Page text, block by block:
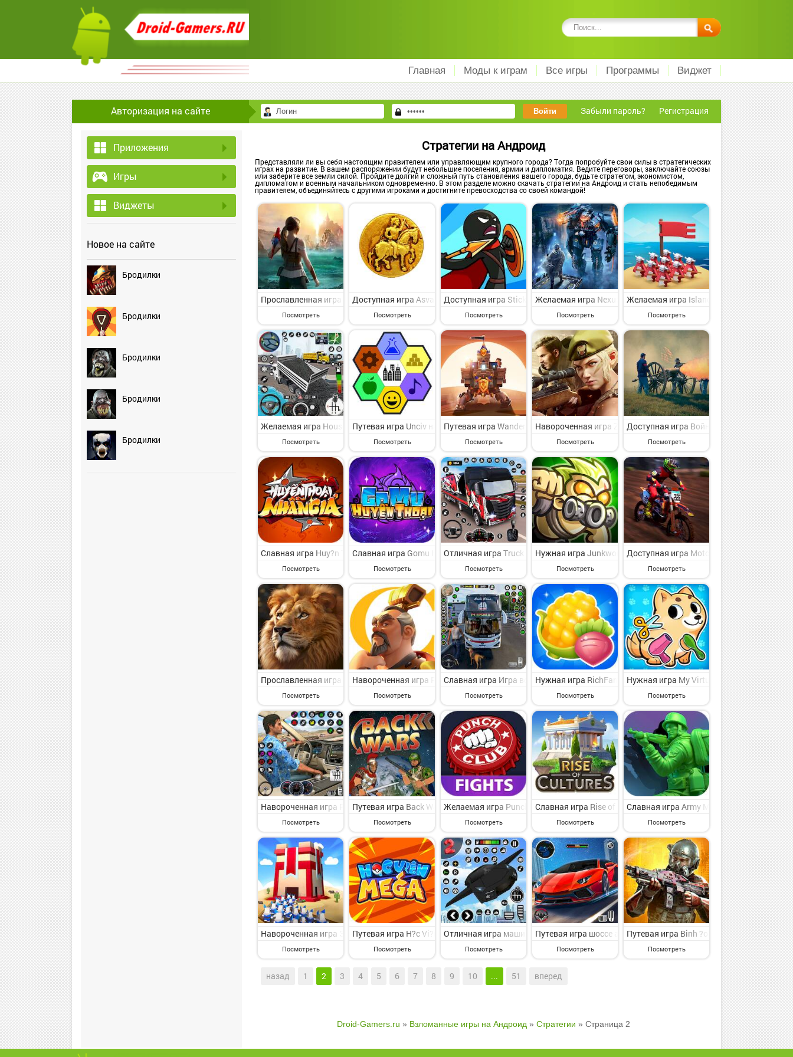
Главная Моды к играм Все игры Программы Виджет
Авторизация на сайте Забыли пароль? Регистрация
Приложения
Игры
Виджеты
Новое на сайте
Бродилки
Бродилки
Бродилки
Бродилки
Бродилки
Стратегии на Андроид
Представляли ли вы себя настоящим правителем или управляющим крупного города? Тогда попробуйте свои силы в стратегических
играх на развитие. В вашем распоряжении будут небольшие поселения, армии и дипломатия. Ведите переговоры, заключайте союзы
или заберите все земли силой. Пройдите долгий и сложный путь становления вашего города, будьте стратегом, экономистом,
дипломатом и военным начальником одновременно. В этом разделе можно скачать стратегии на Андроид и стать непобедимым
правителем, объединяйтесь с другими игроками и достигните превосходства со своей командой!
Прославленная игра Земля туманов на Андроид - представляющая интерес стратегия для искушенного пользователя от славного
Посмотреть
Доступная игра Asva : A War Strategy game на Андроид - представляющая интерес стратегия для
Посмотреть
Доступная игра Stickman War: Stick Fight Army на Андроид - интересная стратегия
Посмотреть
Желаемая игра Nexus War: Civilization на Андроид -
Посмотреть
Желаемая игра Island War на Андроид -
Посмотреть
Желаемая игра House Construction Simulator на Андроид - представляющая интерес стратегия для искушенного пользователя от
Посмотреть
Путевая игра Unciv на Андроид - интересная стратегия для избранных от мирового владельца марки Yair
Посмотреть
Путевая игра Wandering Castle на Андроид - интересная стратегия для избранных от
Посмотреть
Навороченная игра Z Day:Герои из Стратегии Война на
Посмотреть
Доступная игра Война и Мир: MMO
Посмотреть
Славная игра Huy?n Tho?i Nh?n Gi? на Андроид - представляющая интерес стратегия для искушенного пользователя от видного
Посмотреть
Славная игра Gomu Huy?n Tho?i на Андроид - симпатичная стратегия для каждого от знаменитого
Посмотреть
Отличная игра Truck Simulator - Truck Games на Андроид - увлекательная стратегия
Посмотреть
Нужная игра Junkworld - Tower Defense Game на Андроид -
Посмотреть
Доступная игра Motocross Bike Racing
Посмотреть
Прославленная игра Beast Lord - ??? ?????? на Андроид - симпатичная стратегия для каждого от знаменитого разработчика
Посмотреть
Навороченная игра Rise of Kingdoms - Gamota на Андроид - веселая стратегия для классного
Посмотреть
Славная игра Игра вождения тренера США 2022 на Андроид - веселая стратегия для
Посмотреть
Нужная игра RichFarm на Андроид - веселая стратегия для
Посмотреть
Нужная игра My Virtual Pet Shop:
Посмотреть
Навороченная игра Real Car Driving School Games на Андроид - представляющая интерес стратегия для искушенного пользователя
Посмотреть
Путевая игра Back Wars на Андроид - интересная стратегия для избранных от видного владельца марки
Посмотреть
Желаемая игра Punch Club: Fights на Андроид - интересная стратегия для избранных
Посмотреть
Славная игра Rise of Cultures на Андроид - увлекательная
Посмотреть
Славная игра Army Men Strike: Toy Wars
Посмотреть
Навороченная игра Завоюйте Башню 2: битва замков на Андроид - симпатичная стратегия для каждого от видного владельца марки
Посмотреть
Путевая игра H?c Vi?n MEGA на Андроид - веселая стратегия для классного времяпровождения от
Посмотреть
Отличная игра машина игры без интернета на Андроид - симпатичная стратегия для
Посмотреть
Путевая игра шоссе автомобиль гонки игры на Андроид -
Посмотреть
Путевая игра Binh ?o?n Z на Андроид -
Посмотреть
назад 1 2 3 4 5 6 7 8 9 10 ... 51 вперед
Droid-Gamers.ru » Взломанные игры на Андроид » Стратегии » Страница 2